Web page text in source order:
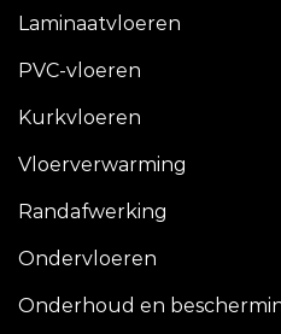
Laminaatvloeren
PVC-vloeren
Kurkvloeren
Vloerverwarming
Randafwerking
Ondervloeren
Onderhoud en